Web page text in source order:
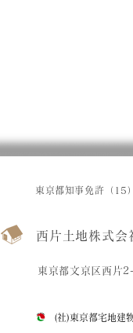
東京都知事免許（15
西片土地株式会
東京都文京区西片
(社)東京都宅地建